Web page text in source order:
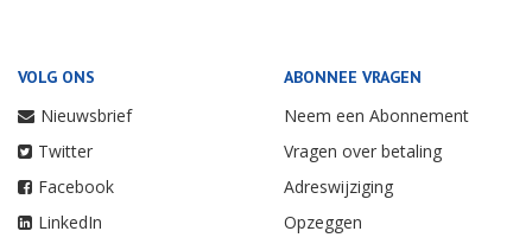
VOLG ONS
Nieuwsbrief
Twitter
Facebook
LinkedIn
ABONNEE VRAGEN
Neem een Abonnement
Vragen over betaling
Adreswijziging
Opzeggen